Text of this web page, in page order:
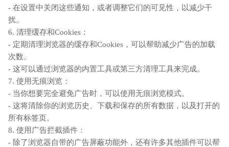
- 在设置中关闭这些通知，或者调整它们的可见性，以减少干
扰。
6. 清理缓存和Cookies：
- 定期清理浏览器的缓存和Cookies，可以帮助减少广告的加载
次数。
- 这可以通过浏览器的内置工具或第三方清理工具来完成。
7. 使用无痕浏览：
- 当你想要完全避免广告时，可以使用无痕浏览模式。
- 这将清除你的浏览历史、下载和保存的所有数据，以及打开的
所有标签页。
8. 使用广告拦截插件：
- 除了浏览器自带的广告屏蔽功能外，还有许多其他插件可以帮